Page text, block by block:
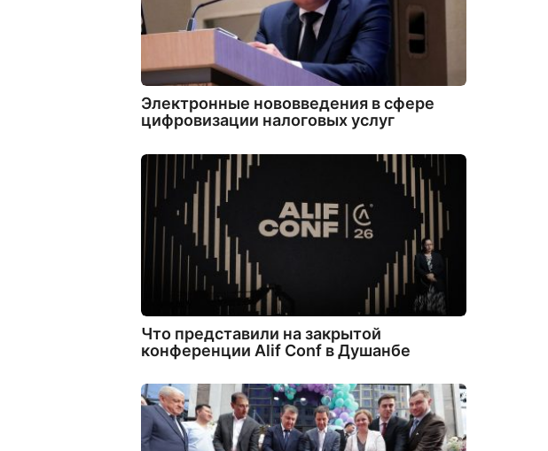
Электронные нововведения в сфере
цифровизации налоговых услуг
Что представили на закрытой
конференции Alif Conf в Душанбе